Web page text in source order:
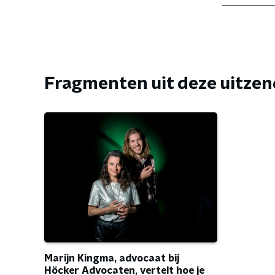
Fragmenten uit deze
Marijn Kingma, advocaat bij
Höcker Advocaten, vertelt hoe je